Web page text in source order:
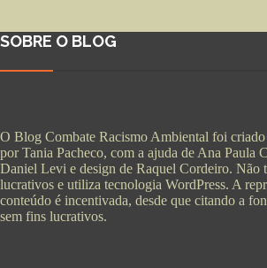
SOBRE O BLOG
O Blog Combate Racismo Ambiental foi criado
por Tania Pacheco, com a ajuda de Ana Paula
Daniel Levi e design de Raquel Cordeiro. Não
lucrativos e utiliza tecnologia WordPress. A
conteúdo é incentivada, desde que citando a
sem fins lucrativos.